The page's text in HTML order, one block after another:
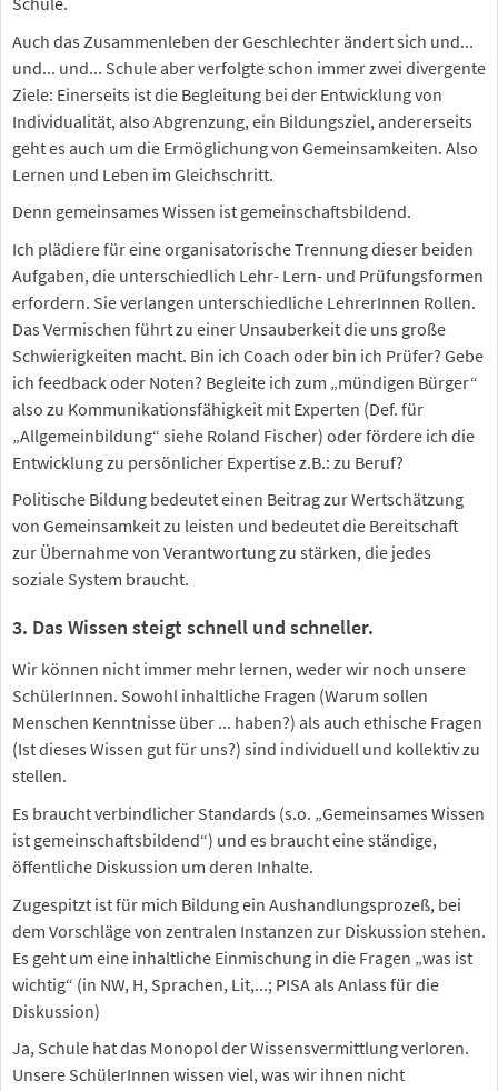
Auch das Zusammenleben der Geschlechter ändert sich und...
und... und... Schule aber verfolgte schon immer zwei divergente
Ziele: Einerseits ist die Begleitung bei der Entwicklung von
Individualität, also Abgrenzung, ein Bildungsziel, andererseits
geht es auch um die Ermöglichung von Gemeinsamkeiten. Also
Lernen und Leben im Gleichschritt.
Denn gemeinsames Wissen ist gemeinschaftsbildend.
Ich plädiere für eine organisatorische Trennung dieser beiden
Aufgaben, die unterschiedlich Lehr- Lern- und Prüfungsformen
erfordern. Sie verlangen unterschiedliche LehrerInnen Rollen.
Das Vermischen führt zu einer Unsauberkeit die uns große
Schwierigkeiten macht. Bin ich Coach oder bin ich Prüfer? Gebe
ich feedback oder Noten? Begleite ich zum „mündigen Bürger“
also zu Kommunikationsfähigkeit mit Experten (Def. für
„Allgemeinbildung“ siehe Roland Fischer) oder fördere ich die
Entwicklung zu persönlicher Expertise z.B.: zu Beruf?
Politische Bildung bedeutet einen Beitrag zur Wertschätzung
von Gemeinsamkeit zu leisten und bedeutet die Bereitschaft
zur Übernahme von Verantwortung zu stärken, die jedes
soziale System braucht.
3. Das Wissen steigt schnell und schneller.
Wir können nicht immer mehr lernen, weder wir noch unsere
SchülerInnen. Sowohl inhaltliche Fragen (Warum sollen
Menschen Kenntnisse über ... haben?) als auch ethische Fragen
(Ist dieses Wissen gut für uns?) sind individuell und kollektiv zu
stellen.
Es braucht verbindlicher Standards (s.o. „Gemeinsames Wissen
ist gemeinschaftsbildend“) und es braucht eine ständige,
öffentliche Diskussion um deren Inhalte.
Zugespitzt ist für mich Bildung ein Aushandlungsprozeß, bei
dem Vorschläge von zentralen Instanzen zur Diskussion stehen.
Es geht um eine inhaltliche Einmischung in die Fragen „was ist
wichtig“ (in NW, H, Sprachen, Lit,...; PISA als Anlass für die
Diskussion)
Ja, Schule hat das Monopol der Wissensvermittlung verloren.
Unsere SchülerInnen wissen viel, was wir ihnen nicht